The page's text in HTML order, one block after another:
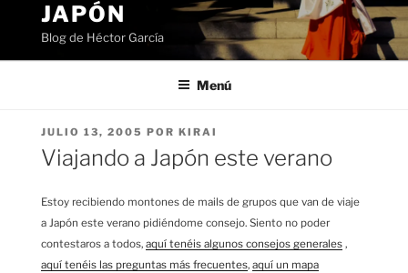
JAPÓN
Blog de Héctor García
Menú
PUBLICADO
EL
JULIO 13, 2005 POR KIRAI
Viajando a Japón este verano
Estoy recibiendo montones de mails de grupos que van de viaje
a Japón este verano pidiéndome consejo. Siento no poder
contestaros a todos, aquí tenéis algunos consejos generales ,
aquí tenéis las preguntas más frecuentes, aquí un mapa